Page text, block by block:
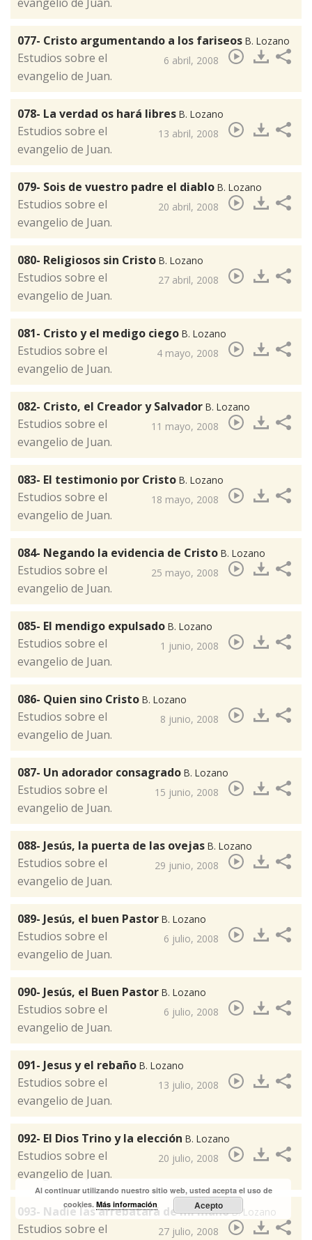
077- Cristo argumentando a los fariseos B. Lozano
6 abril, 2008
​Estudios sobre el
evangelio de Juan.
078- La verdad os hará libres B. Lozano
13 abril, 2008
​Estudios sobre el
evangelio de Juan.
079- Sois de vuestro padre el diablo B. Lozano
20 abril, 2008
​Estudios sobre el
evangelio de Juan.
080- Religiosos sin Cristo B. Lozano
27 abril, 2008
​Estudios sobre el
evangelio de Juan.
081- Cristo y el medigo ciego B. Lozano
4 mayo, 2008
​Estudios sobre el
evangelio de Juan.
082- Cristo, el Creador y Salvador B. Lozano
11 mayo, 2008
​Estudios sobre el
evangelio de Juan.
083- El testimonio por Cristo B. Lozano
18 mayo, 2008
​Estudios sobre el
evangelio de Juan.
084- Negando la evidencia de Cristo B. Lozano
25 mayo, 2008
​Estudios sobre el
evangelio de Juan.
085- El mendigo expulsado B. Lozano
1 junio, 2008
​Estudios sobre el
evangelio de Juan.
086- Quien sino Cristo B. Lozano
8 junio, 2008
​Estudios sobre el
evangelio de Juan.
087- Un adorador consagrado B. Lozano
15 junio, 2008
​Estudios sobre el
evangelio de Juan.
088- Jesús, la puerta de las ovejas B. Lozano
29 junio, 2008
​Estudios sobre el
evangelio de Juan.
089- Jesús, el buen Pastor B. Lozano
6 julio, 2008
​Estudios sobre el
evangelio de Juan.
090- Jesús, el Buen Pastor B. Lozano
6 julio, 2008
​Estudios sobre el
evangelio de Juan.
091- Jesus y el rebaño B. Lozano
13 julio, 2008
Estudios sobre el
evangelio de Juan.
092- El Dios Trino y la elección B. Lozano
20 julio, 2008
​Estudios sobre el
evangelio de Juan.
093- Nadie las arrebatará de mi manoB. Lozano
27 julio, 2008
​Estudios sobre el
Al continuar utilizando nuestro sitio web, usted acepta el uso de
cookies.Más información Acepto